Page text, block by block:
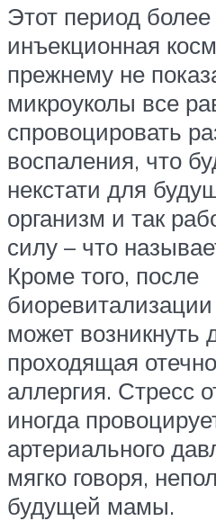
Этот период
инъекционная
прежнему не
микроуколы все
спровоцировать
воспаления, что
некстати для
организм и так
силу – что
Кроме того, после
может возникнуть
проходящая
аллергия. Стресс
иногда
артериального
мягко говоря,
будущей мамы.